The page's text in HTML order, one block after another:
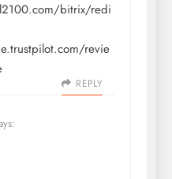
bitrix/redi
revie
REPLY